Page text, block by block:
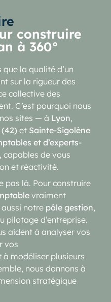
construire
à 360°
que la qualité d’un
sur la rigueur des
collective des
C’est pourquoi nous
sites — à Lyon,
et Sainte-Sigolène
et d’experts-
capables de vous
et réactivité.
pas là. Pour construire
vraiment
notre pôle gestion,
pilotage d’entreprise.
aident à analyser vos
vos
à modéliser plusieurs
nous donnons à
stratégique